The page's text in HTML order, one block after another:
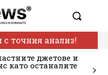
точния анализ!
джетове и
като останалите